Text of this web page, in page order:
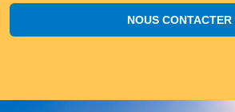
NOUS CONTACTER